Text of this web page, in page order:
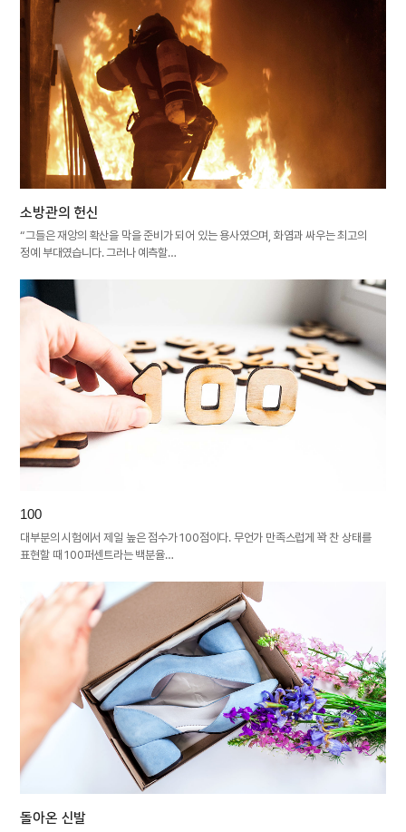
소방관의 헌신
“그들은 재앙의 확산을 막을 준비가 되어 있는 용사였으며, 화염과 싸우는 최고의
정예 부대였습니다. 그러나 예측할…
100
대부분의 시험에서 제일 높은 점수가 100점이다. 무언가 만족스럽게 꽉 찬 상태를
표현할 때 100퍼센트라는 백분율…
돌아온 신발